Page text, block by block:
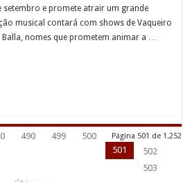
e promete atrair um grande
musical contará com shows de Vaqueiro
nomes que prometem animar a …
Página 501 de 1.252
490 499
500
501
502
503